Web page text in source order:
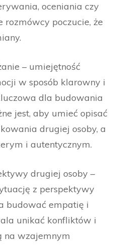
oceniania czy
poczucie, że
– umiejętność
w sposób klarowny i
dla budowania
jest, aby umieć opisać
drugiej osoby, a
i autentycznym.
drugiej osoby –
z perspektywy
budować empatię i
unikać konfliktów i
na wzajemnym